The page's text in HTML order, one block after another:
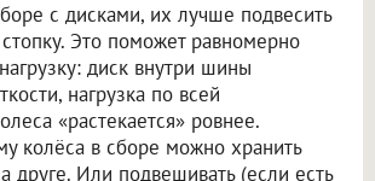
с дисками, их лучше подвесить
Это поможет равномерно
диск внутри шины
нагрузка по всей
«растекается» ровнее.
колёса в сборе можно хранить
друге. Или подвешивать (если есть